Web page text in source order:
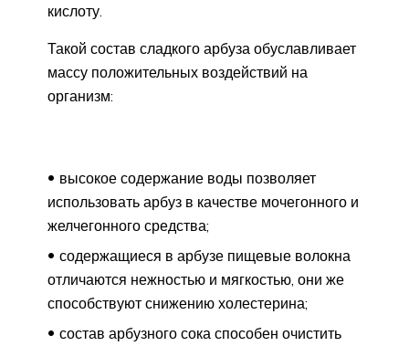
кислоту.
Такой состав сладкого арбуза обуславливает
массу положительных воздействий на
организм:
высокое содержание воды позволяет
использовать арбуз в качестве мочегонного и
желчегонного средства;
содержащиеся в арбузе пищевые волокна
отличаются нежностью и мягкостью, они же
способствуют снижению холестерина;
состав арбузного сока способен очистить